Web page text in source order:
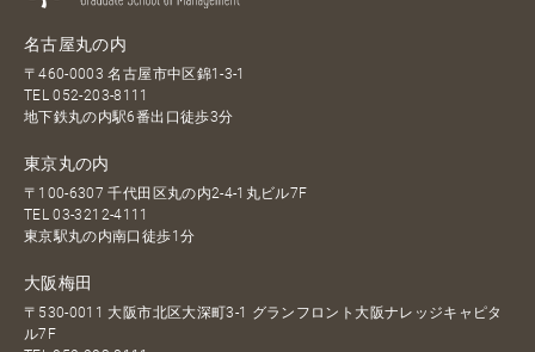
名古屋丸の内
〒460-0003 名古屋市中区錦1-3-1
TEL052-203-8111
地下鉄丸の内駅6番出口徒歩3分
東京丸の内
〒100-6307 千代田区丸の内2-4-1丸ビル7F
TEL03-3212-4111
東京駅丸の内南口徒歩1分
大阪梅田
〒530-0011 大阪市北区大深町3-1 グランフロント大阪ナレッジキャピタ
ル7F